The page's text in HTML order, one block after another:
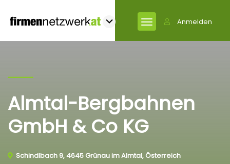
Anmelden
Almtal-Bergbahnen
GmbH & Co KG
Schindlbach 9, 4645 Grünau im Almtal, Österreich